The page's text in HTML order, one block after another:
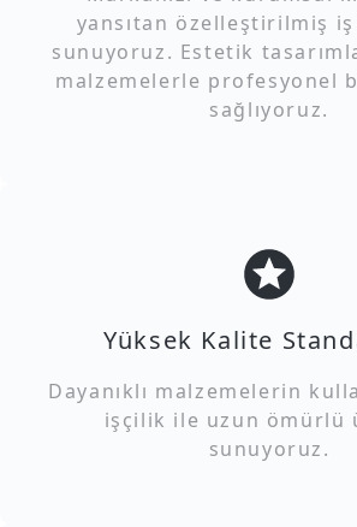
yansıtan özelleştirilmiş
sunuyoruz. Estetik
malzemelerle profesyonel
sağlıyoruz.
Yüksek Kalite
Dayanıklı malzemelerin
işçilik ile uzun ömürlü
sunuyoruz.